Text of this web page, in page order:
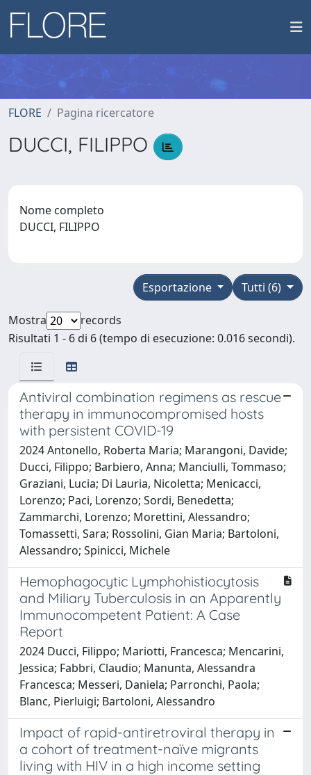
FLORE Pagina ricercatore
DUCCI, FILIPPO
Nome completo
DUCCI, FILIPPO
Tutti (6)
Esportazione
Mostra
records
Risultati 1 - 6 di 6 (tempo di esecuzione: 0.016 secondi).
Antiviral combination regimens as rescue
therapy in immunocompromised hosts
with persistent COVID-19
2024 Antonello, Roberta Maria; Marangoni, Davide;
Ducci, Filippo; Barbiero, Anna; Manciulli, Tommaso;
Graziani, Lucia; Di Lauria, Nicoletta; Menicacci,
Lorenzo; Paci, Lorenzo; Sordi, Benedetta;
Zammarchi, Lorenzo; Morettini, Alessandro;
Tomassetti, Sara; Rossolini, Gian Maria; Bartoloni,
Alessandro; Spinicci, Michele
Hemophagocytic Lymphohistiocytosis
and Miliary Tuberculosis in an Apparently
Immunocompetent Patient: A Case
Report
2024 Ducci, Filippo; Mariotti, Francesca; Mencarini,
Jessica; Fabbri, Claudio; Manunta, Alessandra
Francesca; Messeri, Daniela; Parronchi, Paola;
Blanc, Pierluigi; Bartoloni, Alessandro
Impact of rapid-antiretroviral therapy in
a cohort of treatment-naïve migrants
living with HIV in a high income setting